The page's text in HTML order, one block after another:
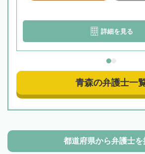
詳細を見る
青森の弁護士一
都道府県から弁護士を